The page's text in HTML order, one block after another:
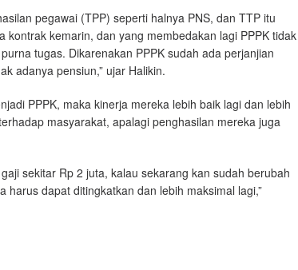
pegawai (TPP) seperti halnya PNS, dan TTP itu
kemarin, dan yang membedakan lagi PPPK tidak
tugas. Dikarenakan PPPK sudah ada perjanjian
adanya pensiun,” ujar Halikin.
PPPK, maka kinerja mereka lebih baik lagi dan lebih
masyarakat, apalagi penghasilan mereka juga
sekitar Rp 2 juta, kalau sekarang kan sudah berubah
dapat ditingkatkan dan lebih maksimal lagi,”